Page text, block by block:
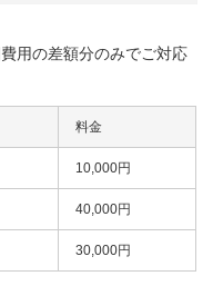
用の差額分のみでご対応
料金
10,000円
40,000円
30,000円